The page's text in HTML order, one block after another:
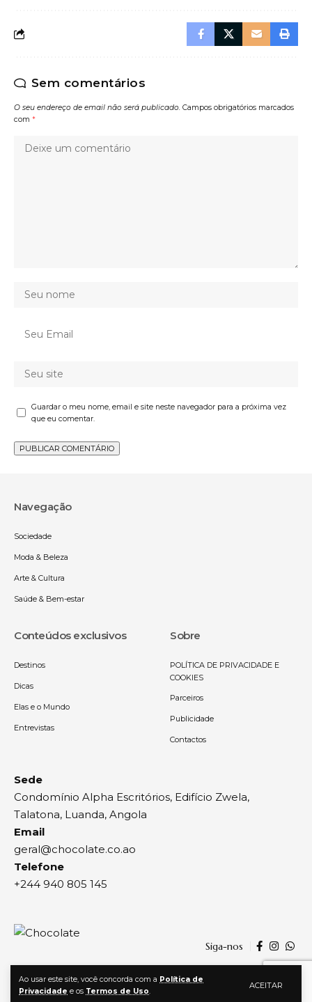
Ao usar este site, você concorda com a Política de
Privacidade e os Termos de Uso.
ACEITAR
Sem comentários
O seu endereço de email não será publicado. Campos obrigatórios marcados
com *
Guardar o meu nome, email e site neste navegador para a próxima vez
que eu comentar.
Navegação
Sociedade
Moda & Beleza
Arte & Cultura
Saúde & Bem-estar
Conteúdos exclusivos
Destinos
Dicas
Elas e o Mundo
Entrevistas
Sobre
POLÍTICA DE PRIVACIDADE E
COOKIES
Parceiros
Publicidade
Contactos
Sede
Condomínio Alpha Escritórios, Edifício Zwela,
Talatona, Luanda, Angola
Email
geral@chocolate.co.ao
Telefone
+244 940 805 145
Siga-nos
© 2024, Chocolate | Todos os direitos reservados | By